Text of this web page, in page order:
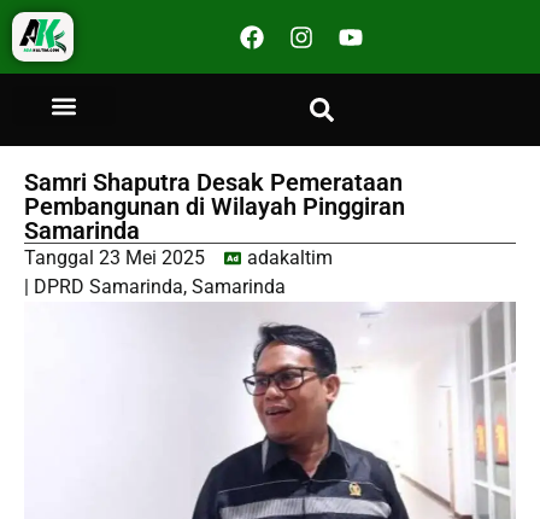
Samri Shaputra Desak Pemerataan
Pembangunan di Wilayah Pinggiran
Samarinda
Tanggal 23 Mei 2025
adakaltim
DPRD Samarinda, Samarinda